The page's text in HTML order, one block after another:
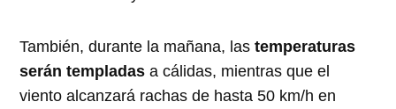
También, durante la mañana, lastemperaturas
serán templadas a cálidas, mientras que el
viento alcanzará rachas de hasta 50 km/h en